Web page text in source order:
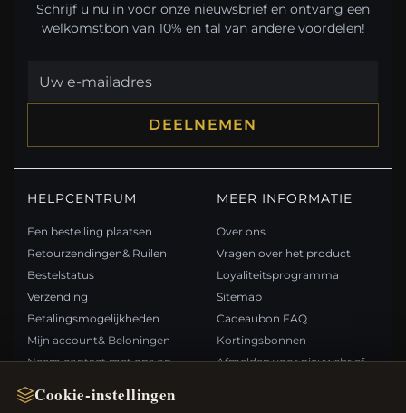
Cookie-instellingen
Schrijf u nu in voor onze nieuwsbrief en ontvang een
welkomstbon van 10% en tal van andere voordelen!
DEELNEMEN
HELPCENTRUM
Een bestelling plaatsen
Retourzendingen& Ruilen
Bestelstatus
Verzending
Betalingsmogelijkheden
Mijn account& Beloningen
Neem contact met ons op
MEER INFORMATIE
Over ons
Vragen over het product
Loyaliteitsprogramma
Sitemap
Cadeaubon FAQ
Kortingsbonnen
Afmelden voor nieuwsbrief